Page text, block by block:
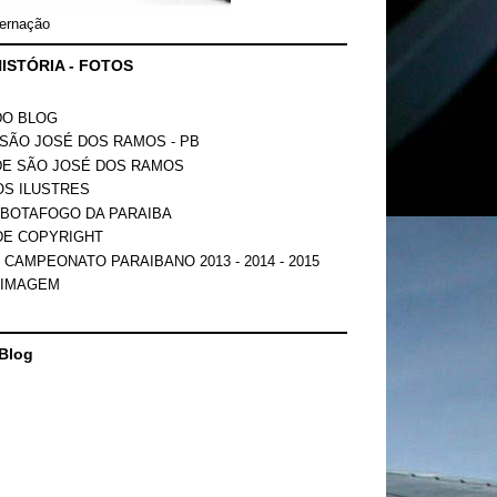
- FOTOS
BLOG
JOSÉ DOS RAMOS - PB
SÃO JOSÉ DOS RAMOS
ILUSTRES
DA PARAIBA
COPYRIGHT
CAMPEONATO PARAIBANO 2013 - 2014 - 2015